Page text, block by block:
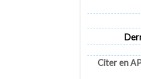
Citer en